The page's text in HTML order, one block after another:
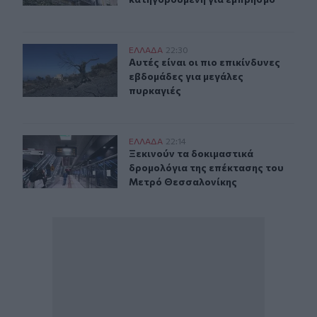
Αυτές είναι οι πιο επικίνδυνες εβδομάδες για μεγάλες
ΕΛΛAΔΑ 22:30
Αυτές είναι οι πιο επικίνδυνες
Αυτές είναι οι πιο επικίνδυνες
εβδομάδες για μεγάλες
πυρκαγιές
Ξεκινούν τα δοκιμαστικά δρομολόγια της επέκτασης
ΕΛΛAΔΑ 22:14
Ξεκινούν τα δοκιμαστικά
Ξεκινούν τα δοκιμαστικά
δρομολόγια της επέκτασης του
Μετρό Θεσσαλονίκης